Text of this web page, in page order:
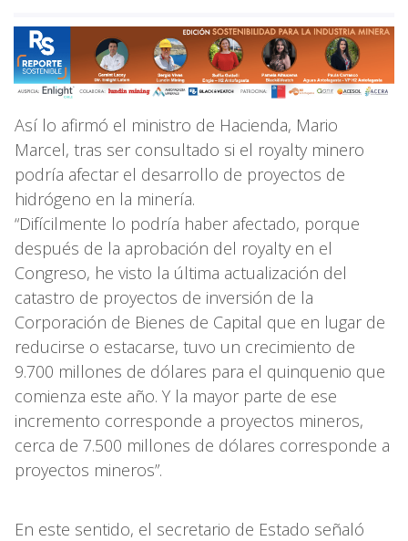
Así lo afirmó el ministro de Hacienda, Mario
Marcel, tras ser consultado si el royalty minero
podría afectar el desarrollo de proyectos de
hidrógeno en la minería.
“Difícilmente lo podría haber afectado, porque
después de la aprobación del royalty en el
Congreso, he visto la última actualización del
catastro de proyectos de inversión de la
Corporación de Bienes de Capital que en lugar de
reducirse o estacarse, tuvo un crecimiento de
9.700 millones de dólares para el quinquenio que
comienza este año. Y la mayor parte de ese
incremento corresponde a proyectos mineros,
cerca de 7.500 millones de dólares corresponde a
proyectos mineros”.
En este sentido, el secretario de Estado señaló